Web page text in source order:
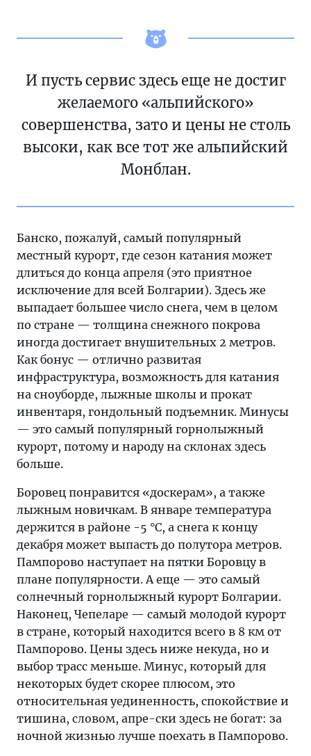
И пусть сервис здесь еще не достиг
желаемого «альпийского»
совершенства, зато и цены не столь
высоки, как все тот же альпийский
Монблан.
Банско, пожалуй, самый популярный
местный курорт, где сезон катания может
длиться до конца апреля (это приятное
исключение для всей Болгарии). Здесь же
выпадает большее число снега, чем в целом
по стране — толщина снежного покрова
иногда достигает внушительных 2 метров.
Как бонус — отлично развитая
инфраструктура, возможность для катания
на сноуборде, лыжные школы и прокат
инвентаря, гондольный подъемник. Минусы
— это самый популярный горнолыжный
курорт, потому и народу на склонах здесь
больше.
Боровец понравится «доскерам», а также
лыжным новичкам. В январе температура
держится в районе -5 °С, а снега к концу
декабря может выпасть до полутора метров.
Пампорово наступает на пятки Боровцу в
плане популярности. А еще — это самый
солнечный горнолыжный курорт Болгарии.
Наконец, Чепеларе — самый молодой курорт
в стране, который находится всего в 8 км от
Пампорово. Цены здесь ниже некуда, но и
выбор трасс меньше. Минус, который для
некоторых будет скорее плюсом, это
относительная уединенность, спокойствие и
тишина, словом, апре-ски здесь не богат: за
ночной жизнью лучше поехать в Пампорово.